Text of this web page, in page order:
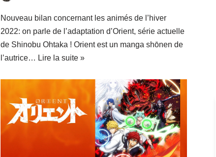
Nouveau bilan concernant les animés de l’hiver
2022: on parle de l’adaptation d’Orient, série actuelle
de Shinobu Ohtaka ! Orient est un manga shōnen de
l’autrice… Lire la suite »